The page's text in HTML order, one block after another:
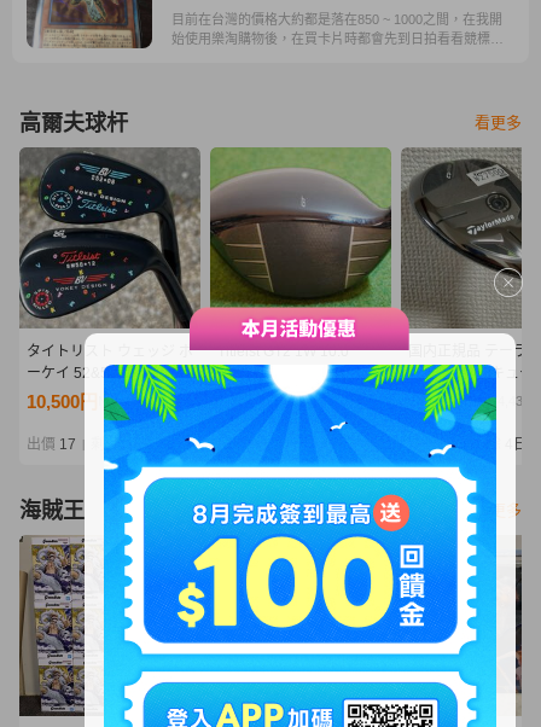
目前在台灣的價格大約都是落在850 ~ 1000之間，在我開
始使用樂淘購物後，在買卡片時都會先到日拍看看競標價
高爾夫球杆 看更多
タイトリスト ウェッジ ボ
ーケイ 52&58 vokey
oilcan wedge
10,500円 NT2,272
出價 17 剩餘
Titleist GT2 1W 10.0
／ タイトリスト
GT2 ドライバー
10,500円NT2,272
出價17 剩餘 5日
国内正規品 テーラ
ド Qi35 レスキュー
19度 S ユーティリ
品未使用品 スチー
ッドカバー無し
20,500円NT4,436
出價17 4日
海賊王 看更多